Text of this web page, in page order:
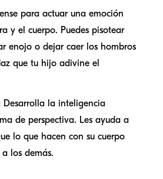
para actuar una emoción
y el cuerpo. Puedes pisotear
enojo o dejar caer los hombros
que tu hijo adivine el
Desarrolla la inteligencia
de perspectiva. Les ayuda a
lo que hacen con su cuerpo
los demás.